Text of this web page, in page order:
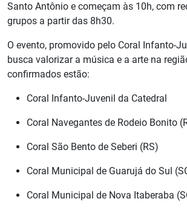
Santo Antônio e começam às 10h, com
grupos a partir das 8h30.
O evento, promovido pelo Coral Infanto-
busca valorizar a música e a arte na
confirmados estão:
Coral Infanto-Juvenil da Catedral
Coral Navegantes de Rodeio Bonito
Coral São Bento de Seberi (RS)
Coral Municipal de Guarujá do Sul
Coral Municipal de Nova Itaberaba